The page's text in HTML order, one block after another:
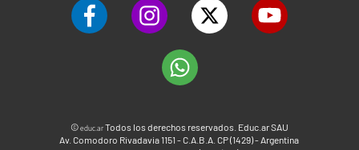
©educ.arTodos los derechos reservados. Educ.ar SAU
Av. Comodoro Rivadavia 1151 - C.A.B.A. CP (1429) - Argentina